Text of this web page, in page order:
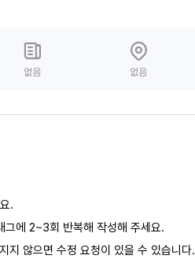
없음 없음
.
그에 2~3회 반복해 작성해 주세요.
지 않으면 수정 요청이 있을 수 있습니다.